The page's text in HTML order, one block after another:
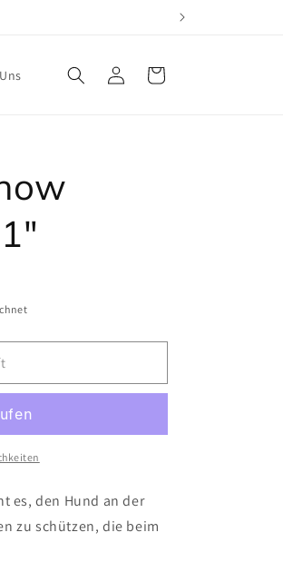
EinloggenWarenkorb
es, den Hund an der
zu schützen, die beim